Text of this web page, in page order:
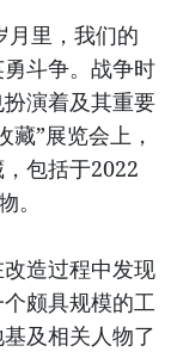
月里，我们的
斗争。战争时
演着及其重要
”展览会上，
包括于2022
。
造过程中发现
颇具规模的工
及相关人物了